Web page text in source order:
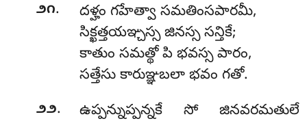
౨౧.
దళ్హం గహేత్వా సమతింసపారమీ,
సిక్ఖత్తయఞ్చస్స జినస్స సన్తికే;
కాతుం సమత్థో పి భవస్స పారం,
సత్తేసు కారుఞ్ఞబలా భవం గతో.
౨౨.
ఉప్పన్నుప్పన్నకే సో జినవరమతులే